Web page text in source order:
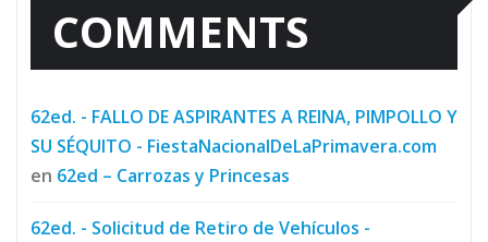
COMMENTS
62ed. - FALLO DE ASPIRANTES A REINA, PIMPOLLO Y
SU SÉQUITO - FiestaNacionalDeLaPrimavera.com
en 62ed – Carrozas y Princesas
62ed. - Solicitud de Retiro de Vehículos -